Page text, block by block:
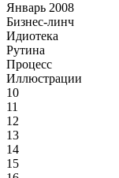
Январь 2008
Бизнес-линч
Идиотека
Рутина
Процесс
Иллюстрации
10
11
12
13
14
15